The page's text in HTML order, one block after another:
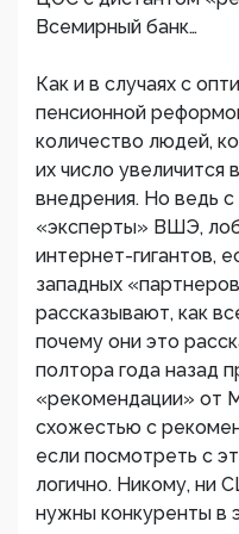
Всемирный банк…
Как и в случаях с
пенсионной
количество людей,
их число
внедрения. Но ведь
«эксперты» ВШЭ,
интернет-гигантов,
западных
рассказывают, как
почему они это
полтора года назад
«рекомендации» от
схожестью с
если посмотреть с
логично. Никому, ни
нужны конкуренты в